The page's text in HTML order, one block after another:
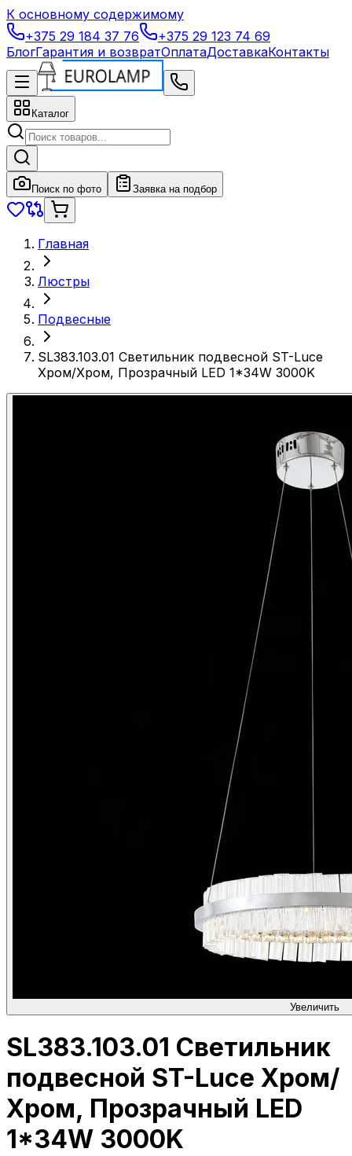
К основному содержимому
+375 29 184 37 76
+375 29 123 74 69
БлогГарантия и возвратОплатаДоставкаКонтакты
Каталог
Поиск по фото Заявка на подбор
Главная
Люстры
Подвесные
SL383.103.01 Светильник подвесной ST-Luce
Хром/Хром, Прозрачный LED 1*34W 3000K
Увеличить
SL383.103.01 Светильник
подвесной ST-Luce Хром/
Хром, Прозрачный LED
1*34W 3000K